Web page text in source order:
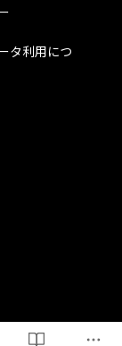
タ利用につ